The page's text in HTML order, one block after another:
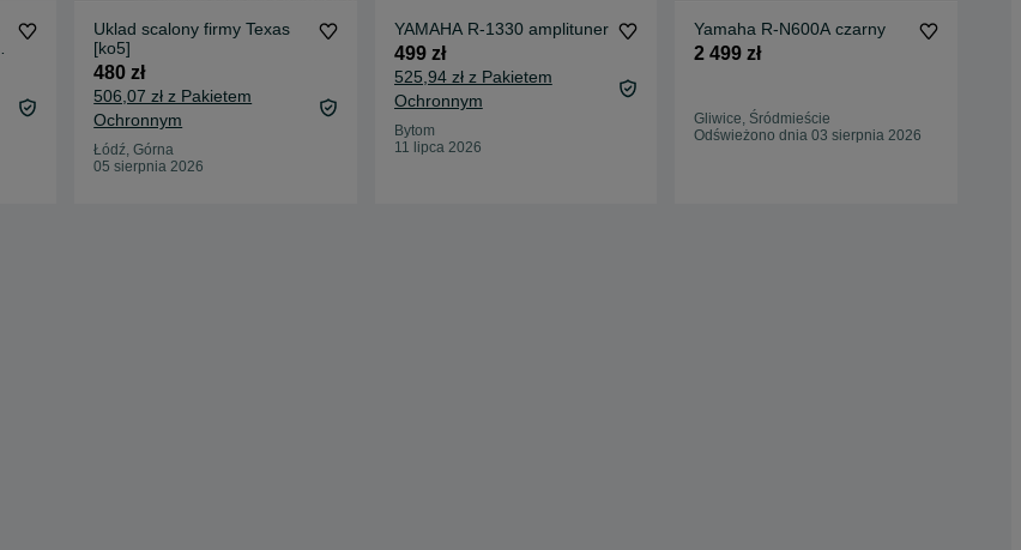
Uklad scalony firmy Texas
[ko5]
480 zł
506,07 zł z Pakietem
Ochronnym
Łódź, Górna
05 sierpnia 2026
YAMAHA R-1330 amplituner
499 zł
525,94 zł z Pakietem
Ochronnym
Bytom
11 lipca 2026
Yamaha R-N600A czarny
2 499 zł
Gliwice, Śródmieście
Odświeżono dnia 03 sierpnia 2026